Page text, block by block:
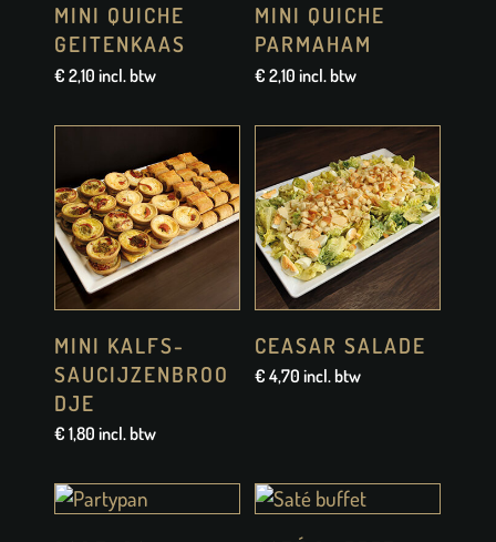
MINI QUICHE
GEITENKAAS
€ 2,10 incl. btw
MINI QUICHE
PARMAHAM
€ 2,10 incl. btw
MINI KALFS-
SAUCIJZENBROO
DJE
€ 1,80 incl. btw
CEASAR SALADE
€ 4,70 incl. btw